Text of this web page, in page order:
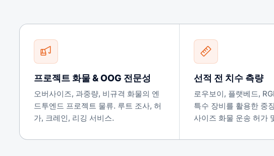
프로젝트 화물 & OOG 전문성
오버사이즈, 과중량, 비규격 화물의 엔
드투엔드 프로젝트 물류. 루트 조사, 허
가, 크레인, 리깅 서비스.
선적 전 치수 측량
로우보이, 플랫베드,
특수 장비를 활용한 중
사이즈 화물 운송 허가